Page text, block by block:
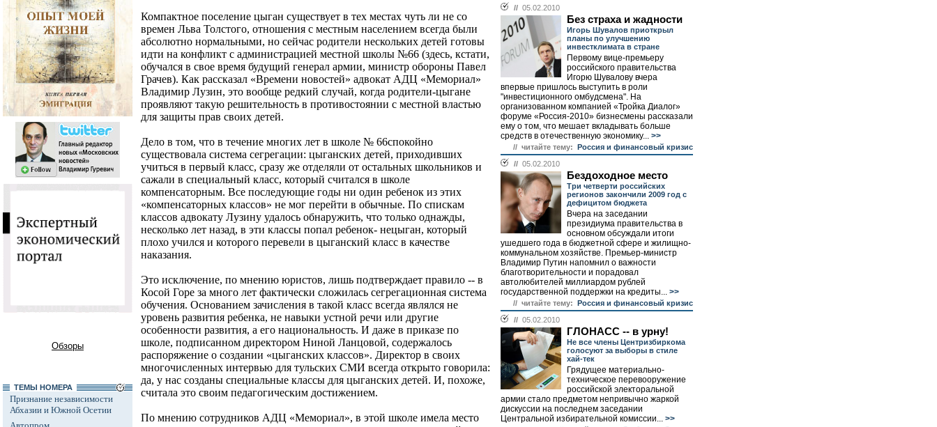
Обзоры
ТЕМЫ НОМЕРА
Признание независимости
Абхазии и Южной Осетии
Компактное поселение цыган существует в тех местах чуть ли не со
времен Льва Толстого, отношения с местным населением всегда были
абсолютно нормальными, но сейчас родители нескольких детей готовы
идти на конфликт с администрацией местной школы №66 (здесь, кстати,
обучался в свое время будущий генерал армии, министр обороны Павел
Грачев). Как рассказал «Времени новостей» адвокат АДЦ «Мемориал»
Владимир Лузин, это вообще редкий случай, когда родители-цыгане
проявляют такую решительность в противостоянии с местной властью
для защиты прав своих детей.
Дело в том, что в течение многих лет в школе № 66спокойно
существовала система сегрегации: цыганских детей, приходивших
учиться в первый класс, сразу же отделяли от остальных школьников и
сажали в специальный класс, который считался в школе
компенсаторным. Все последующие годы ни один ребенок из этих
«компенсаторных классов» не мог перейти в обычные. По спискам
классов адвокату Лузину удалось обнаружить, что только однажды,
несколько лет назад, в эти классы попал ребенок- нецыган, который
плохо учился и которого перевели в цыганский класс в качестве
наказания.
Это исключение, по мнению юристов, лишь подтверждает правило -- в
Косой Горе за много лет фактически сложилась сегрегационная система
обучения. Основанием зачисления в такой класс всегда являлся не
уровень развития ребенка, не навыки устной речи или другие
особенности развития, а его национальность. И даже в приказе по
школе, подписанном директором Ниной Ланцовой, содержалось
распоряжение о создании «цыганских классов». Директор в своих
многочисленных интервью для тульских СМИ всегда открыто говорила:
да, у нас созданы специальные классы для цыганских детей. И, похоже,
считала это своим педагогическим достижением.
По мнению сотрудников АДЦ «Мемориал», в этой школе имела место
// 05.02.2010
Без страха и жадности
Игорь Шувалов приоткрыл
планы по улучшению
инвестклимата в стране
Первому вице-премьеру
российского правительства
Игорю Шувалову вчера
впервые пришлось выступить в роли
"инвестиционного омбудсмена". На
организованном компанией «Тройка Диалог»
форуме «Россия-2010» бизнесмены рассказали
ему о том, что мешает вкладывать больше
средств в отечественную экономику... >>
// читайте тему: Россия и финансовый кризис
// 05.02.2010
Бездоходное место
Три четверти российских
регионов закончили 2009 год с
дефицитом бюджета
Вчера на заседании
президиума правительства в
основном обсуждали итоги
ушедшего года в бюджетной сфере и жилищно-
коммунальном хозяйстве. Премьер-министр
Владимир Путин напомнил о важности
благотворительности и порадовал
автолюбителей миллиардом рублей
государственной поддержки на кредиты... >>
// читайте тему: Россия и финансовый кризис
// 05.02.2010
ГЛОНАСС -- в урну!
Не все члены Центризбиркома
голосуют за выборы в стиле
хай-тек
Грядущее материально-
техническое перевооружение
российской электоральной
армии стало предметом непривычно жаркой
дискуссии на последнем заседании
Центральной избирательной комиссии... >>